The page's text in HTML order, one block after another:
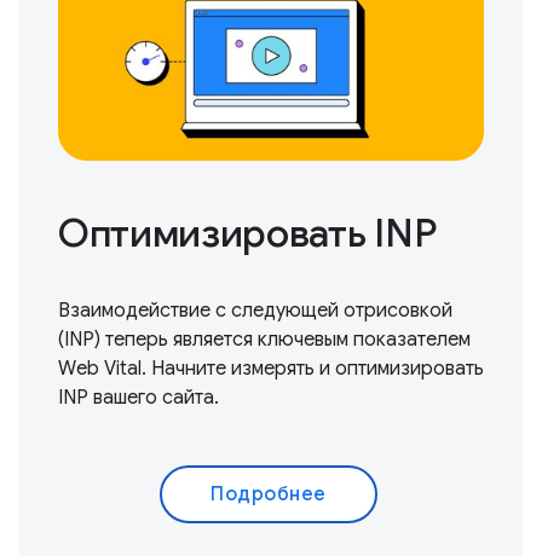
Оптимизировать INP
Взаимодействие с следующей отрисовкой
(INP) теперь является ключевым показателем
Web Vital. Начните измерять и оптимизировать
INP вашего сайта.
Подробнее